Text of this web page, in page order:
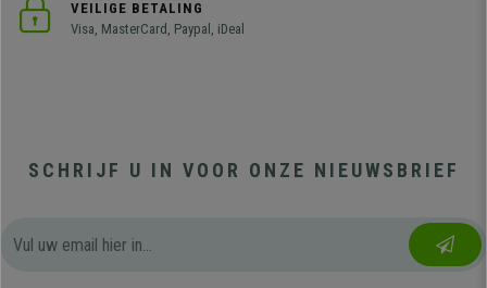
VEILIGE BETALING
Visa, MasterCard, Paypal, iDeal
SCHRIJF U IN VOOR ONZE NIEUWSBRIEF